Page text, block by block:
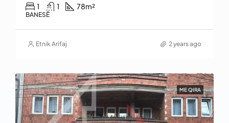
1 1 78m²
BANESË
Etnik Arifaj 2 years ago
ME QIRA